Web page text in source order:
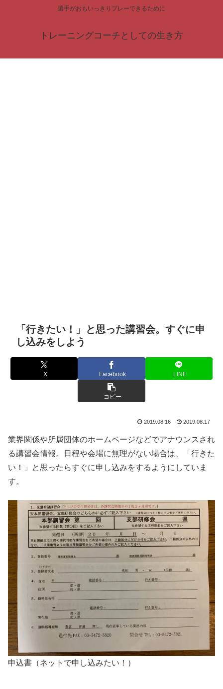
選手がおもいっきりプレーできるために
トレーニングコーチとしての生き方
「行きたい！」と思った講習会。すぐに申
し込みをしよう
X Facebook LINE
コピー
2019.08.16 2019.08.17
業界関係や所属団体のホームページなどでアナウンスされ
る講習会情報。日程や会場に無理がない場合は、「行きた
い！」と思ったらすぐに申し込みをするようにしていま
す。
申込書（ネットで申し込みたい！）